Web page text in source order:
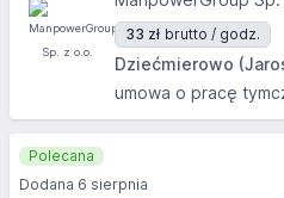
33 zł brutto / godz.
Dziećmierowo
umowa o pracę
Polecana
Dodana 6 sierpnia